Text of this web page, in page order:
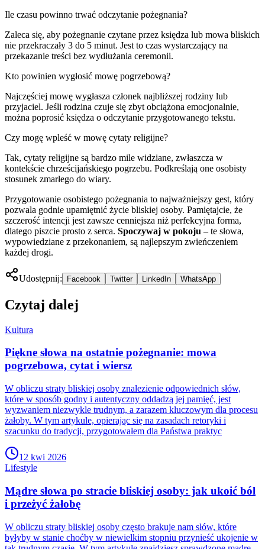
Ile czasu powinno trwać odczytanie pożegnania?
Zaleca się, aby pożegnanie czytane przez księdza lub mowa bliskich
nie przekraczały 3 do 5 minut. Jest to czas wystarczający na
przekazanie treści bez wydłużania ceremonii.
Kto powinien wygłosić mowę pogrzebową?
Najczęściej mowę wygłasza członek najbliższej rodziny lub
przyjaciel. Jeśli rodzina czuje się zbyt obciążona emocjonalnie,
można poprosić księdza o odczytanie przygotowanego tekstu.
Czy mogę wpleść w mowę cytaty religijne?
Tak, cytaty religijne są bardzo mile widziane, zwłaszcza w
kontekście chrześcijańskiego pogrzebu. Podkreślają one osobisty
stosunek zmarłego do wiary.
Przygotowanie osobistego pożegnania to najważniejszy gest, który
pozwala godnie upamiętnić życie bliskiej osoby. Pamiętajcie, że
szczerość intencji jest zawsze cenniejsza niż perfekcyjna forma,
dlatego piszcie prosto z serca. Spoczywaj w pokoju – te słowa,
wypowiedziane z przekonaniem, są najlepszym zwieńczeniem
każdej drogi.
Udostępnij: Facebook Twitter LinkedIn WhatsApp
Czytaj dalej
Kultura
Piękne słowa na ostatnie pożegnanie: mowa
pogrzebowa, cytat i wiersz
W obliczu straty bliskiej osoby znalezienie odpowiednich słów,
które w sposób godny i autentyczny oddadzą jej pamięć, jest
wyzwaniem niezwykle trudnym, a zarazem kluczowym dla procesu
żałoby. W tym artykule, opierając się na zasadach retoryki i
szacunku do tradycji, przygotowałem dla Państwa praktyc
12 kwi 2026
Lifestyle
Mądre słowa po stracie bliskiej osoby: jak ukoić ból
i przeżyć żałobę
W obliczu straty bliskiej osoby często brakuje nam słów, które
byłyby w stanie choćby w niewielkim stopniu przynieść ukojenie w